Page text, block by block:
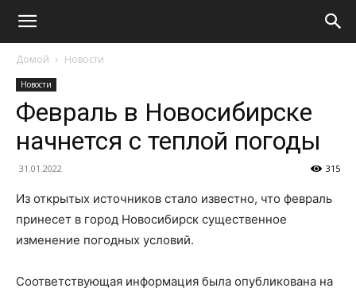
Домой Новости
Новости
Февраль в Новосибирске
начнется с теплой погоды
31.01.2022 315
Из открытых источников стало известно, что февраль
принесет в город Новосибирск существенное
изменение погодных условий.
Соответствующая информация была опубликована на